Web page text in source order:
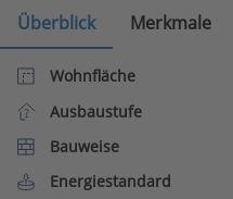
Überblick Merkmale
Wohnfläche
Ausbaustufe
Bauweise
Energiestandard